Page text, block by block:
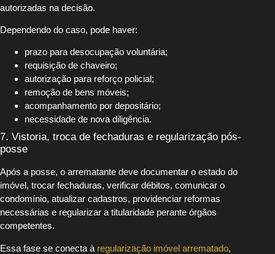
autorizadas na decisão.
Dependendo do caso, pode haver:
prazo para desocupação voluntária;
requisição de chaveiro;
autorização para reforço policial;
remoção de bens móveis;
acompanhamento por depositário;
necessidade de nova diligência.
7. Vistoria, troca de fechaduras e regularização pós-
posse
Após a posse, o arrematante deve documentar o estado do
imóvel, trocar fechaduras, verificar débitos, comunicar o
condomínio, atualizar cadastros, providenciar reformas
necessárias e regularizar a titularidade perante órgãos
competentes.
Essa fase se conecta à regularização imóvel arrematado,